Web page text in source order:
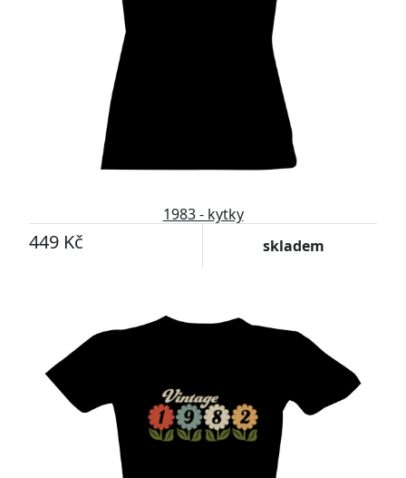
1983 - kytky
449 Kč skladem